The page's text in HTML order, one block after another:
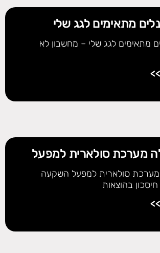
מתאימים לגג שלי
מתאימים לגג שלי – מחשבון לא
מערכת סולארית למפעל
סולארית למפעל השקעה
בהוצאות